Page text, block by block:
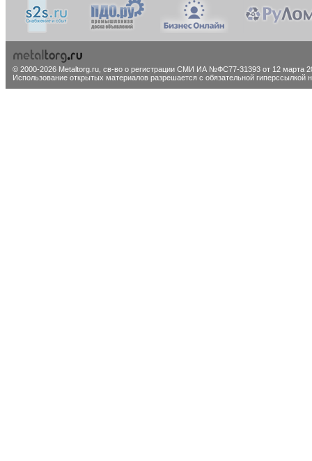
© 2000-2026 Metaltorg.ru, св-во о регистрации СМИ ИА №ФС77-31393 от 12 марта
Использование открытых материалов разрешается с обязательной гиперссылкой